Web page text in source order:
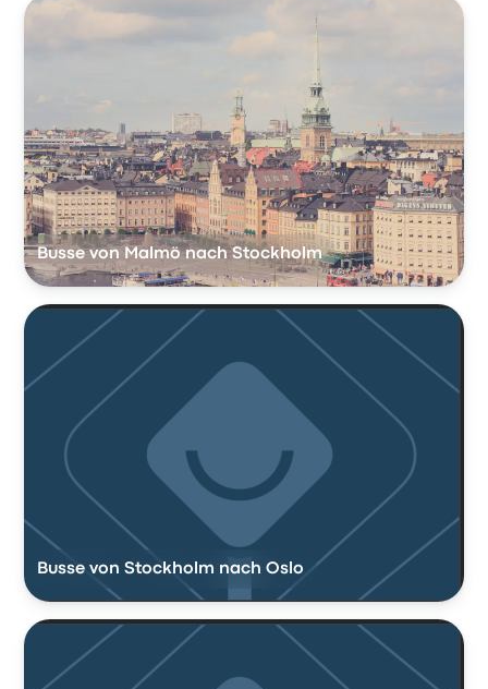
Busse von Malmö nach Stockholm
Busse von Stockholm nach Oslo